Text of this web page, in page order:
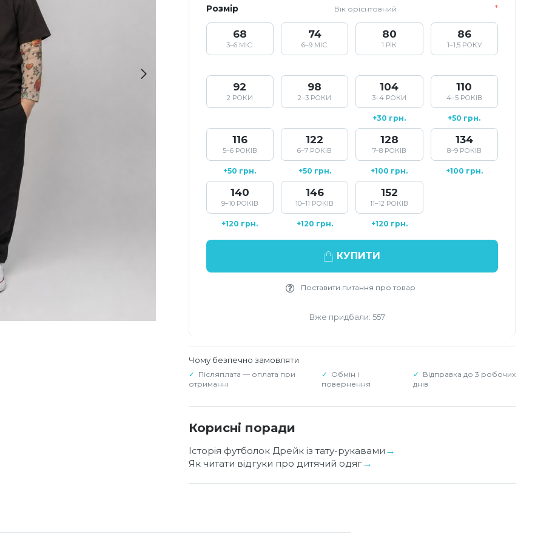
Розмір Вік орієнтовний
68
3–6 МІС.
74
6–9 МІС.
80
1 РІК
86
1–1,5 РОКУ
92
2 РОКИ
98
2–3 РОКИ
104
3–4 РОКИ
+30 грн.
110
4–5 РОКІВ
+50 грн.
116
5–6 РОКІВ
+50 грн.
122
6–7 РОКІВ
+50 грн.
128
7–8 РОКІВ
+100 грн.
134
8–9 РОКІВ
+100 грн.
140
9–10 РОКІВ
+120 грн.
146
10–11 РОКІВ
+120 грн.
152
11–12 РОКІВ
+120 грн.
КУПИТИ
Поставити питання про товар
Вже придбали: 557
Чому безпечно замовляти
Післяплата — оплата при
отриманні
Обмін і
повернення
Відправка до 3 робочих
днів
Корисні поради
Історія футболок Дрейк із тату-рукавами
Як читати відгуки про дитячий одяг